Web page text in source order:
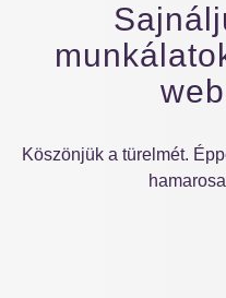
Köszönjük a türelmét.